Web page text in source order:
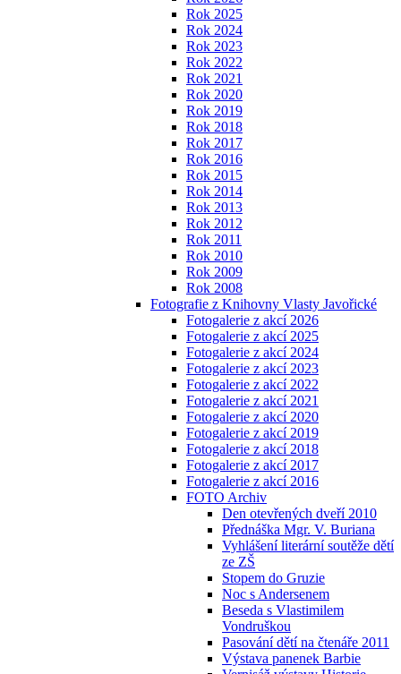
Rok 2025
Rok 2024
Rok 2023
Rok 2022
Rok 2021
Rok 2020
Rok 2019
Rok 2018
Rok 2017
Rok 2016
Rok 2015
Rok 2014
Rok 2013
Rok 2012
Rok 2011
Rok 2010
Rok 2009
Rok 2008
Fotografie z Knihovny Vlasty Javořické
Fotogalerie z akcí 2026
Fotogalerie z akcí 2025
Fotogalerie z akcí 2024
Fotogalerie z akcí 2023
Fotogalerie z akcí 2022
Fotogalerie z akcí 2021
Fotogalerie z akcí 2020
Fotogalerie z akcí 2019
Fotogalerie z akcí 2018
Fotogalerie z akcí 2017
Fotogalerie z akcí 2016
FOTO Archiv
Den otevřených dveří 2010
Přednáška Mgr. V. Buriana
Vyhlášení literární soutěže dětí
ze ZŠ
Stopem do Gruzie
Noc s Andersenem
Beseda s Vlastimilem
Vondruškou
Pasování dětí na čtenáře 2011
Výstava panenek Barbie